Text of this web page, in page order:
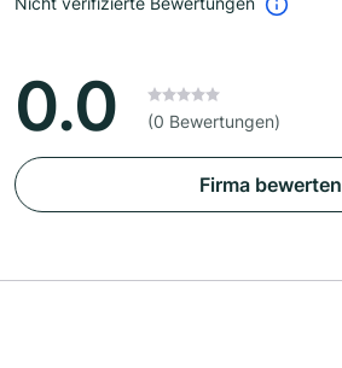
0.0 (0 Bewertungen)
Firma bewerten